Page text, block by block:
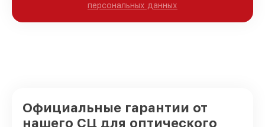
персональных данных
Официальные гарантии от
нашего СЦ для оптического